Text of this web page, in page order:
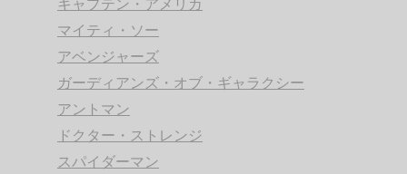
キャプテン・アメリカ
マイティ・ソー
アベンジャーズ
ガーディアンズ・オブ・ギャラクシー
アントマン
ドクター・ストレンジ
スパイダーマン